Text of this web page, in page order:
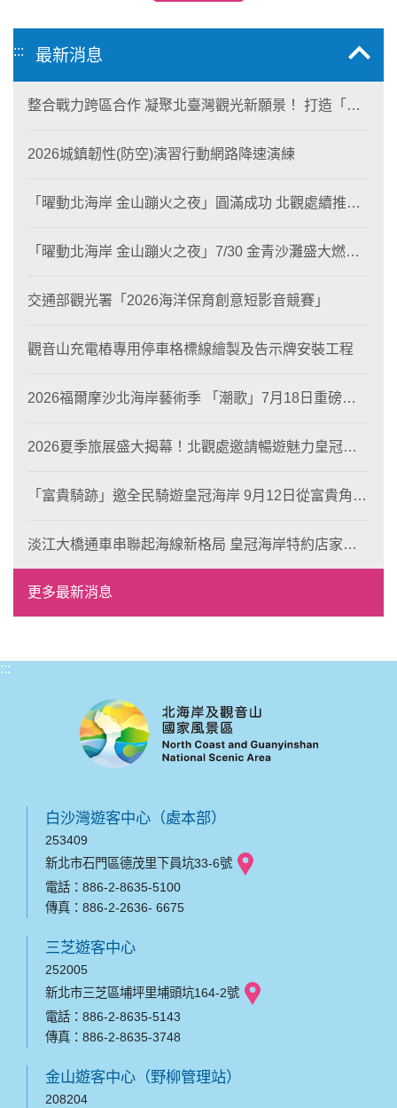
::: 最新消息
整合戰力跨區合作 凝聚北臺灣觀光新願景！ 打造「生
2026城鎮韌性(防空)演習行動網路降速演練
「曜動北海岸 金山蹦火之夜」圓滿成功 北觀處續推照
「曜動北海岸 金山蹦火之夜」7/30 金青沙灘盛大燃
交通部觀光署「2026海洋保育創意短影音競賽」
觀音山充電樁專用停車格標線繪製及告示牌安裝工程
2026福爾摩沙北海岸藝術季 「潮歌」7月18日重磅登
2026夏季旅展盛大揭幕！北觀處邀請暢遊魅力皇冠海
「富貴騎跡」邀全民騎遊皇冠海岸 9月12日從富貴角出
淡江大橋通車串聯起海線新格局 皇冠海岸特約店家、
風格形塑即日起開放報名
更多最新消息
:::
白沙灣遊客中心（處本部）
253409
新北市石門區德茂里下員坑33-6號
電話：886-2-8635-5100
傳真：886-2-2636- 6675
三芝遊客中心
252005
新北市三芝區埔坪里埔頭坑164-2號
電話：886-2-8635-5143
傳真：886-2-8635-3748
金山遊客中心（野柳管理站）
208204